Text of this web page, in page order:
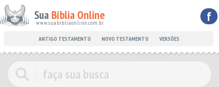
Sua Bíblia Online
www.suabibliaonline.com.br f
ANTIGO TESTAMENTO NOVO TESTAMENTO VERSÕES